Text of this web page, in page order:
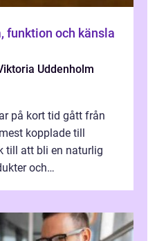
funktion och känsla
Uddenholm
på kort tid gått från
kopplade till
till att bli en naturlig
och